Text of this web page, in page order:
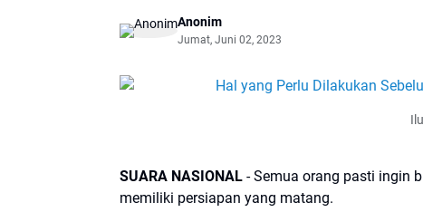
Anonim
Jumat, Juni 02, 2023
SUARA NASIONAL - Semua orang pasti ingin
memiliki persiapan yang matang.